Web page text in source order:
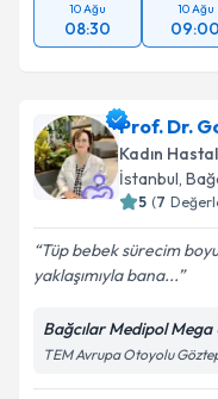
10 Ağu
08:30
10 Ağu
09:00
Prof. Dr.
Kadın
İstanbul,
5 (7
Tüp bebek sürecim
yaklaşımıyla bana...
Bağcılar Medipol
TEM Avrupa Otoyolu